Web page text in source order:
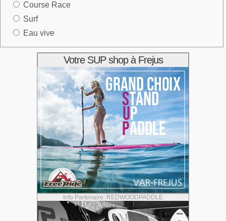
Course Race
Surf
Eau vive
Votre SUP shop à Frejus
Info Partenaire: REDWOODPADDLE